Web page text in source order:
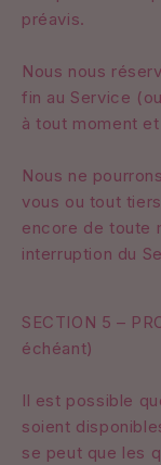
préavis.
Nous nous
fin au Service
à tout moment
Nous ne
vous ou tout
encore de toute
interruption du
SECTION 5 –
échéant)
Il est possible
soient
se peut que les